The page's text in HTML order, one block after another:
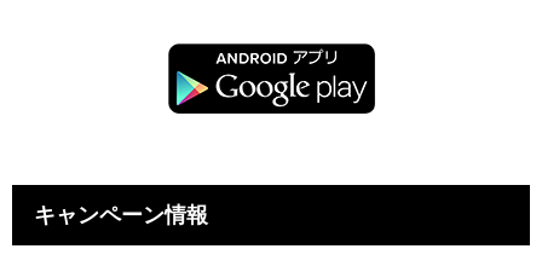
キャンペーン情報